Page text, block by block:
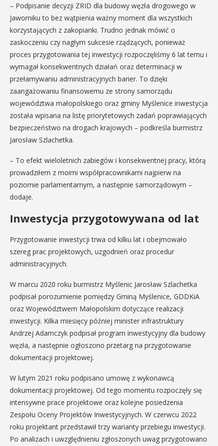
– Podpisanie decyzji ZRID dla budowy węzła drogowego w
Jaworniku to bez wątpienia ważny moment dla wszystkich
korzystających z zakopianki. Trudno jednak mówić o
zaskoczeniu czy nagłym sukcesie rządzących, ponieważ
proces przygotowania tej inwestycji rozpoczęliśmy 6 lat temu i
wymagał konsekwentnych działań oraz determinacji w
przełamywaniu administracyjnych barier. To dzięki
zaangażowaniu finansowemu ze strony samorządu
województwa małopolskiego oraz gminy Myślenice inwestycja
została wpisana na listę priorytetowych zadań poprawiających
bezpieczeństwo na drogach krajowych – podkreśla burmistrz
Jarosław Szlachetka.
– To efekt wieloletnich zabiegów i konsekwentnej pracy, którą
prowadziłem z moimi współpracownikami najpierw na
poziomie parlamentarnym, a następnie samorządowym –
dodaje.
Inwestycja przygotowywana od lat
Przygotowanie inwestycji trwa od kilku lat i obejmowało
szereg prac projektowych, uzgodnień oraz procedur
administracyjnych.
W marcu 2020 roku burmistrz Myślenic Jarosław Szlachetka
podpisał porozumienie pomiędzy Gminą Myślenice, GDDKiA
oraz Województwem Małopolskim dotyczące realizacji
inwestycji. Kilka miesięcy później minister infrastruktury
Andrzej Adamczyk podpisał program inwestycyjny dla budowy
węzła, a następnie ogłoszono przetarg na przygotowanie
dokumentacji projektowej.
W lutym 2021 roku podpisano umowę z wykonawcą
dokumentacji projektowej. Od tego momentu rozpoczęły się
intensywne prace projektowe oraz kolejne posiedzenia
Zespołu Oceny Projektów Inwestycyjnych. W czerwcu 2022
roku projektant przedstawił trzy warianty przebiegu inwestycji.
Po analizach i uwzględnieniu zgłoszonych uwag przygotowano